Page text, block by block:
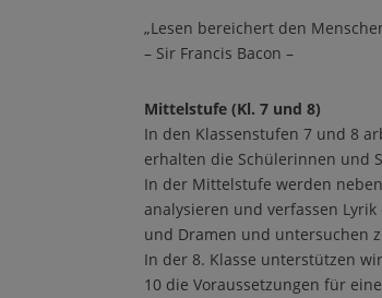
„Lesen bereichert den
– Sir Francis Bacon –
Mittelstufe (Kl. 7 und 8)
In den Klassenstufen 7 und 8
erhalten die Schülerinnen und
In der Mittelstufe werden
analysieren und verfassen
und Dramen und untersuchen
In der 8. Klasse unterstützen
10 die Voraussetzungen für